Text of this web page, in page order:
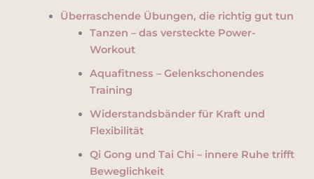
Überraschende Übungen, die richtig gut tun
Tanzen – das versteckte Power-
Workout
Aquafitness – Gelenkschonendes
Training
Widerstandsbänder für Kraft und
Flexibilität
Qi Gong und Tai Chi – innere Ruhe trifft
Beweglichkeit